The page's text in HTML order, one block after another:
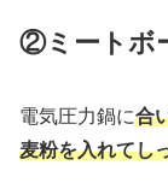
②ミートボ
電気圧力鍋に合
麦粉を入れてし